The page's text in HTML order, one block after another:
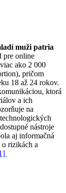
muži patria
pre online
ako 2 000
pričom
18 až 24 rokov.
ktorá
a ich
na
nástroje
aj informačná
o rizikách a